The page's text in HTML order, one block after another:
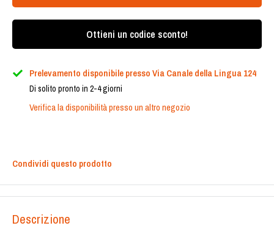
Ottieni un codice sconto!
Prelevamento disponibile presso Via Canale della Lingua 124
Di solito pronto in 2-4 giorni
Verifica la disponibilità presso un altro negozio
Condividi questo prodotto
Descrizione